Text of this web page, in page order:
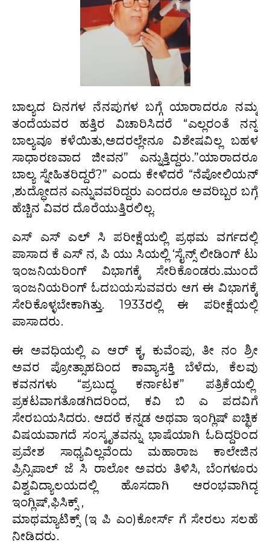
ಬಾಲ್ಯದ ದಿನಗಳ ನೆನಪುಗಳ ಬಗ್ಗೆ ಯಾರಾದರೂ ನಮ್ಮ
ತಂದೆಯವರ ಹತ್ತಿರ ವಿಚಾರಿಸಿದರೆ “ಎಲ್ಲರಂತೆ ನನ್ನ
ಬಾಲ್ಯವೂ ಕಳೆಯಿತು,ಅದರಲ್ಲೇನೂ ವಿಶೇಷವಿಲ್ಲ ಬಹಳ
ಸಾಧಾರಣವಾದ ಜೀವನ” ಎನ್ನುತ್ತಿದ್ದರು.”ಯಾರಾದರೂ
ಬಾಲ್ಯ ಸ್ನೇಹಿತರಿದ್ದರೆ?” ಎಂದು ಕೇಳಿದರೆ “ನೆಪೋಲಿಯನ್
,ಶುದ್ಧೋದನ ಎನ್ನುವವರಿದ್ದರು ಎಂದರೂ ಅವರಿಬ್ಬರ ಬಗ್ಗೆ
ಹೆಚ್ಚಿನ ವಿವರ ದೊರೆಯುತ್ತಿರಲಿಲ್ಲ.
ಎಸ್ ಎಸ್ ಎಲ್ ಸಿ ಪರೀಕ್ಷೆಯಲ್ಲಿ ಪ್ರಥಮ ವರ್ಗದಲ್ಲಿ
ಪಾಸಾದ ಕೆ ಎಸ್ ನ, ಪಿ ಯು ಸಿಯಲ್ಲಿ ‘ಸೈನ್ಸ್ ಲೀಡಿಂಗ್ ಟು
ಇಂಜನಿಯರಿಂಗ್ ವಿಭಾಗಕ್ಕೆ ಸೇರಿಕೊಂಡರು.ಮುಂದೆ
ಇಂಜನಿಯರಿಂಗ್ ಓದಬಯಸುವವರು ಆಗ ಈ ವಿಭಾಗಕ್ಕೆ
ಸೇರಿಕೊಳ್ಳಬೇಕಾಗಿತ್ತು. 1933ರಲ್ಲಿ ಈ ಪರೀಕ್ಷೆಯಲ್ಲಿ
ಪಾಸಾದರು.
ಈ ಅವಧಿಯಲ್ಲಿ ಎ ಆರ್ ಕೃ, ಕುವೆಂಪು, ತೀ ನಂ ಶ್ರೀ
ಅವರ ಪ್ರೋತ್ಸಾಹದಿಂದ ಕಾವ್ಯಾಸಕ್ತಿ ಬೆಳೆದು, ಕೆಲವು
ಕವನಗಳು “ಪ್ರಬುದ್ಧ ಕರ್ನಾಟಕ” ಪತ್ರಿಕೆಯಲ್ಲಿ
ಪ್ರಕಟವಾಗತೊಡಗಿದರಿಂದ, ಕವಿ ಬಿ ಎ ಪದವಿಗೆ
ಸೇರಬಯಸಿದರು. ಆದರೆ ಕನ್ನಡ ಅಥವಾ ಇಂಗ್ಲಿಷ್ ಐಚ್ಛಿಕ
ವಿಷಯವಾಗದೆ ಸಂಸ್ಕೃತವನ್ನು ಭಾಷೆಯಾಗಿ ಓದಿದ್ದರಿಂದ
ಪ್ರವೇಶ ಸಾಧ್ಯವಿಲ್ಲವೆಂದು ಮಹಾರಾಜ ಕಾಲೇಜಿನ
ಪ್ರಿನ್ಸಿಪಾಲ್ ಜೆ ಸಿ ರಾಲೋ ಅವರು ತಿಳಿಸಿ, ಬೆಂಗಳೂರು
ವಿಶ್ವವಿದ್ಯಾಲಯದಲ್ಲಿ ಹೊಸದಾಗಿ ಆರಂಭವಾಗಿದ್ದ
ಇಂಗ್ಲಿಷ್,ಫಿಸಿಕ್ಸ್ ,
ಮಾಥಮ್ಯಾಟಿಕ್ಸ್ (ಇ ಪಿ ಎಂ)ಕೋರ್ಸ್ ಗೆ ಸೇರಲು ಸಲಹೆ
ನೀಡಿದರು.